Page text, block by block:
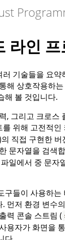
라인
기술들을 요
해 상호작용하
해 볼 것입니다.
, 그리고 크로
위해 고전적인
직접 구현한 버
문자열을 검색
일에서 중 문
들이 사용하
먼저 환경 변수
력 콘솔 스트림 (
용자가 화면을